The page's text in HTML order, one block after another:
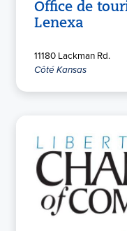
Office de
Lenexa
11180 Lackman Rd.
Côté Kansas